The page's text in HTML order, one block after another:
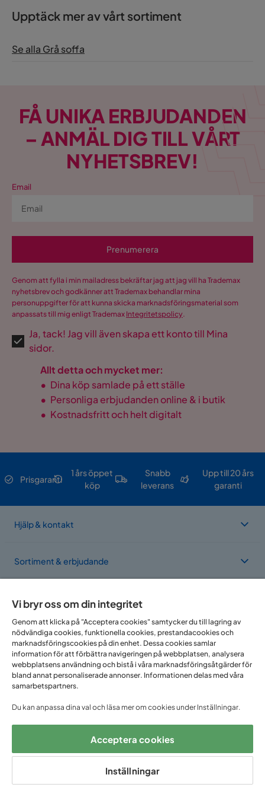
Upptäck mer av vårt sortiment
Se alla Grå soffa
FÅ UNIKA ERBJUDANDEN
– ANMÄL DIG TILL VÅRT
NYHETSBREV!
Email
Prenumerera
Genom att fylla i min mailadress bekräftar jag att jag vill ha Trademax
nyhetsbrev och godkänner att Trademax behandlar mina
personuppgifter för att kunna skicka marknadsföringsmaterial som
anpassats till mig enligt Trademax Integritetspolicy.
Ja, tack! Jag vill även skapa ett konto till Mina
sidor.
Allt detta och mycket mer:
• Dina köp samlade på ett ställe
• Personliga erbjudanden online & i butik
• Kostnadsfritt och helt digitalt
Prisgaranti
1 års öppet
köp
Snabb
leverans
Upp till 20 års
garanti
Hjälp & kontakt
Sortiment & erbjudande
Om Trademax
Vi finns i flera länder
Följ oss på:
Vi bryr oss om din integritet
Genom att klicka på "Acceptera cookies" samtycker du till lagring av
nödvändiga cookies, funktionella cookies, prestandacookies och
marknadsföringscookies på din enhet. Dessa cookies samlar
information för att förbättra navigeringen på webbplatsen, analysera
webbplatsens användning och bistå i våra marknadsföringsåtgärder för
bland annat personaliserade annonser. Informationen delas med våra
samarbetspartners.
Du kan anpassa dina val och läsa mer om cookies under Inställningar.
Acceptera cookies
Inställningar